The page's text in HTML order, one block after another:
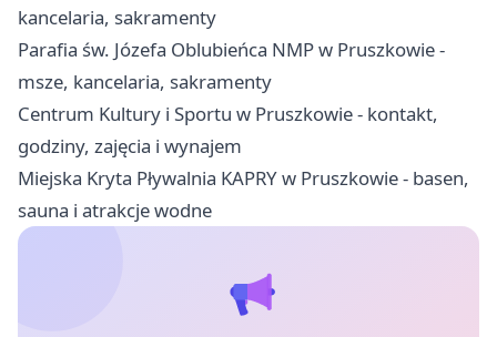
kancelaria, sakramenty
Parafia św. Józefa Oblubieńca NMP w Pruszkowie -
msze, kancelaria, sakramenty
Centrum Kultury i Sportu w Pruszkowie - kontakt,
godziny, zajęcia i wynajem
Miejska Kryta Pływalnia KAPRY w Pruszkowie - basen,
sauna i atrakcje wodne